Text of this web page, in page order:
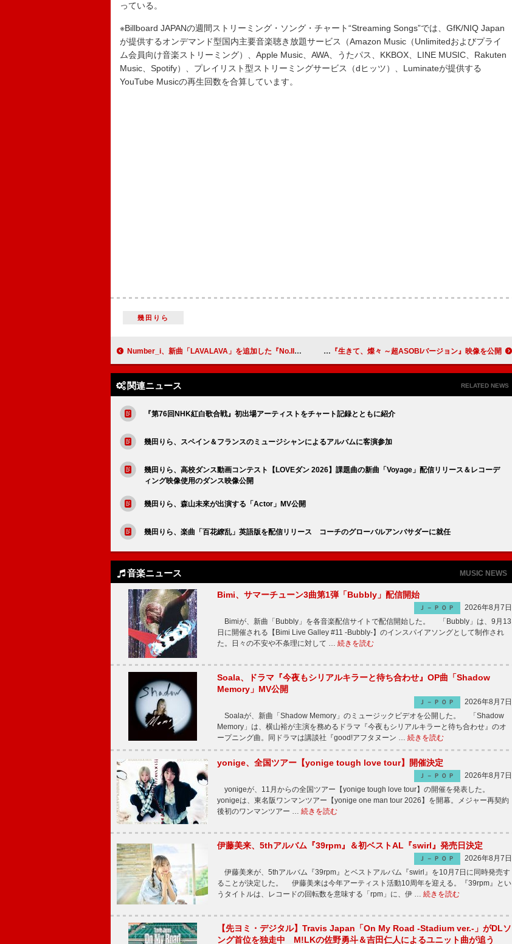
っている。
※Billboard JAPANの週間ストリーミング・ソング・チャート“Streaming Songs”では、GfK/NIQ Japan
が提供するオンデマンド型国内主要音楽聴き放題サービス（Amazon Music（Unlimitedおよびプライ
ム会員向け音楽ストリーミング）、Apple Music、AWA、うたパス、KKBOX、LINE MUSIC、Rakuten
Music、Spotify）、プレイリスト型ストリーミングサービス（dヒッツ）、Luminateが提供する
YouTube Musicの再生回数を合算しています。
幾田りら
Number_i、新曲「LAVALAVA」を追加した『No.II』デラックス盤を配信リリース いきものがかり、特別編集版『生きて、燦々 ～超ASOBIバージョン』映像を公開
関連ニュース RELATED NEWS
『第76回NHK紅白歌合戦』初出場アーティストをチャート記録とともに紹介
幾田りら、スペイン＆フランスのミュージシャンによるアルバムに客演参加
幾田りら、高校ダンス動画コンテスト【LOVEダン 2026】課題曲の新曲「Voyage」配信リリース＆レコーデ
ィング映像使用のダンス映像公開
幾田りら、森山未來が出演する「Actor」MV公開
幾田りら、楽曲「百花繚乱」英語版を配信リリース コーチのグローバルアンバサダーに就任
音楽ニュース MUSIC NEWS
Bimi、サマーチューン3曲第1弾「Bubbly」配信開始
Ｊ－ＰＯＰ
2026年8月7日
Bimiが、新曲「Bubbly」を各音楽配信サイトで配信開始した。 「Bubbly」は、9月13
日に開催される【Bimi Live Galley #11 -Bubbly-】のインスパイアソングとして制作され
た。日々の不安や不条理に対して … 続きを読む
Soala、ドラマ『今夜もシリアルキラーと待ち合わせ』OP曲「Shadow
Memory」MV公開
Ｊ－ＰＯＰ
2026年8月7日
Soalaが、新曲「Shadow Memory」のミュージックビデオを公開した。 「Shadow
Memory」は、横山裕が主演を務めるドラマ『今夜もシリアルキラーと待ち合わせ』のオ
ープニング曲。同ドラマは講談社『good!アフタヌーン … 続きを読む
yonige、全国ツアー【yonige tough love tour】開催決定
Ｊ－ＰＯＰ
2026年8月7日
yonigeが、11月からの全国ツアー【yonige tough love tour】の開催を発表した。
yonigeは、東名阪ワンマンツアー【yonige one man tour 2026】を開幕。メジャー再契約
後初のワンマンツアー … 続きを読む
伊藤美来、5thアルバム『39rpm』＆初ベストAL『swirl』発売日決定
Ｊ－ＰＯＰ
2026年8月7日
伊藤美来が、5thアルバム『39rpm』とベストアルバム『swirl』を10月7日に同時発売す
ることが決定した。 伊藤美来は今年アーティスト活動10周年を迎える。『39rpm』とい
うタイトルは、レコードの回転数を意味する「rpm」に、伊 … 続きを読む
【先ヨミ・デジタル】Travis Japan「On My Road -Stadium ver.-」がDLソ
ング首位を独走中 M!LKの佐野勇斗＆吉田仁人によるユニット曲が追う